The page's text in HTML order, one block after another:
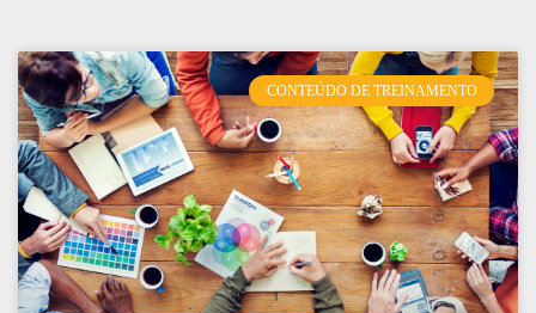
CONTEÚDO DE TREINAMENTO